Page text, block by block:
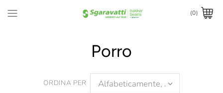
(0)
Porro
ORDINA PER